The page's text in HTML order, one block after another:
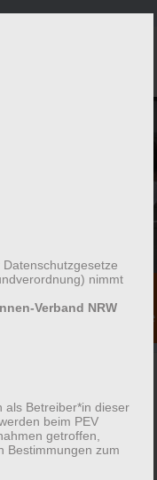
4931760info@pevnw.de
wollen wir
nimmt
Verband NRW
als Betreiber*in dieser
beim PEV
getroffen,
Bestimmungen zum